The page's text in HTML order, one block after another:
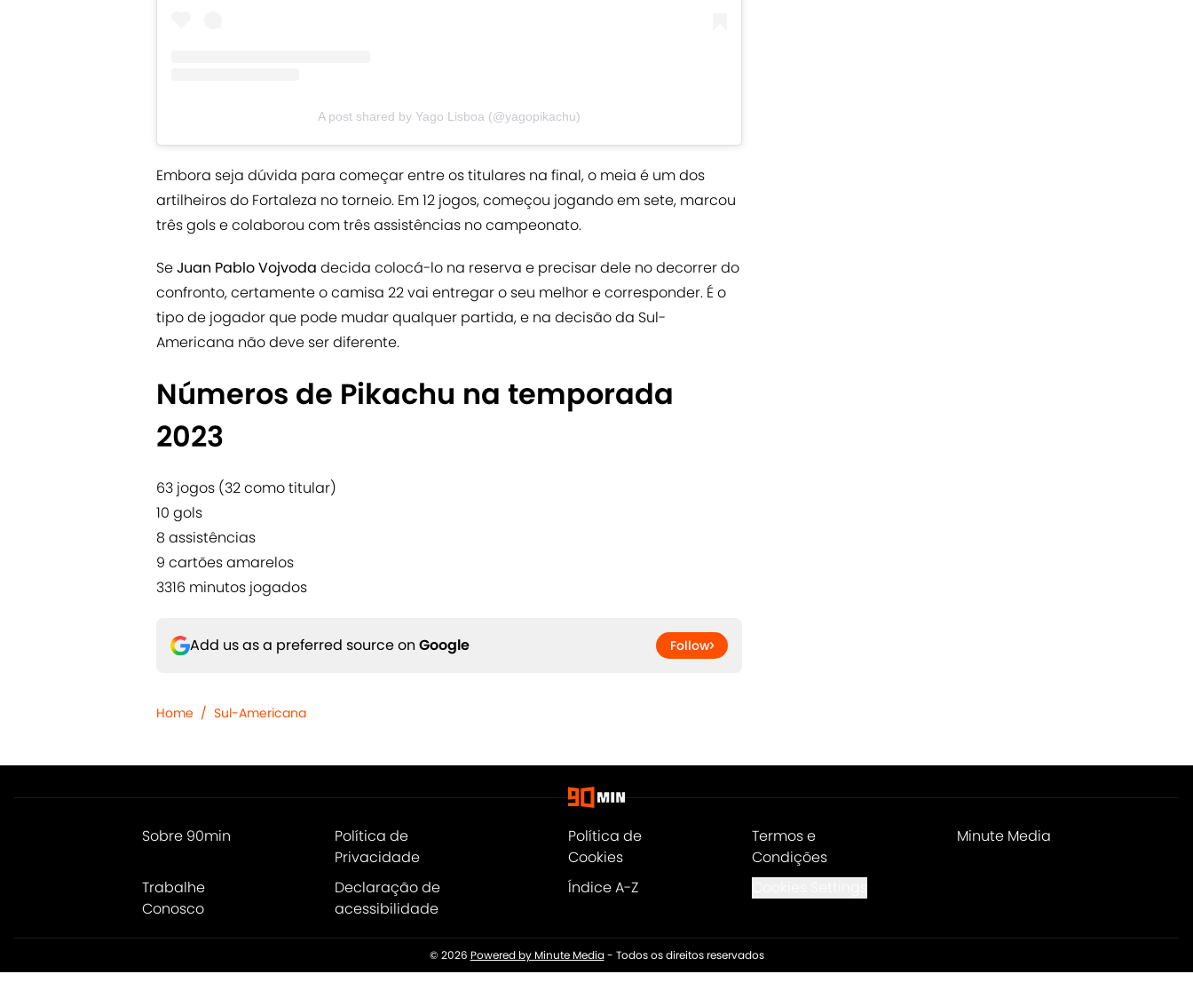
A post shared by Yago Lisboa (@yagopikachu)
Embora seja dúvida para começar entre os titulares na final, o meia é um dos
artilheiros do Fortaleza no torneio. Em 12 jogos, começou jogando em sete, marcou
três gols e colaborou com três assistências no campeonato.
SeJuan Pablo Vojvoda decida colocá-lo na reserva e precisar dele no decorrer do
confronto, certamente o camisa 22 vai entregar o seu melhor e corresponder. É o
tipo de jogador que pode mudar qualquer partida, e na decisão da Sul-
Americana não deve ser diferente.
Números de Pikachu na temporada
2023
63 jogos (32 como titular)
10 gols
8 assistências
9 cartões amarelos
3316 minutos jogados
Add us as a preferred source on Google Follow
Home / Sul-Americana
Sobre 90min
Política de
Privacidade
Política de
Cookies
Termos e
Condições
Minute Media
Trabalhe
Conosco
Declaração de
acessibilidade
Índice A-Z
© 2026 Powered by Minute Media- Todos os direitos reservados